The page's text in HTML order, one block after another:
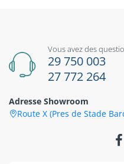
Vous avez des
29 750 003
27 772 264
Adresse Showroom
Route X (Pres de Stade